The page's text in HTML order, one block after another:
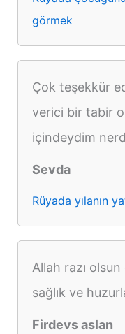
görmek
Çok teşekkür
verici bir tabir
içindeydim
Sevda
Rüyada yılanın
Allah razı
sağlık ve
Firdevs aslan